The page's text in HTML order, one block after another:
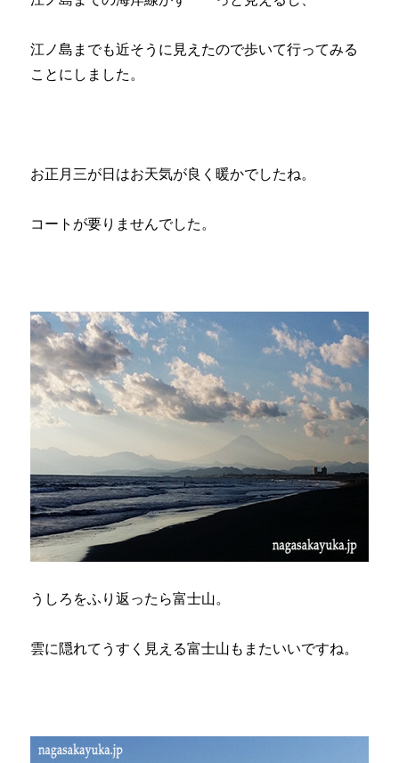
江ノ島までも近そうに見えたので歩いて行ってみる
ことにしました。
お正月三が日はお天気が良く暖かでしたね。
コートが要りませんでした。
うしろをふり返ったら富士山。
雲に隠れてうすく見える富士山もまたいいですね。